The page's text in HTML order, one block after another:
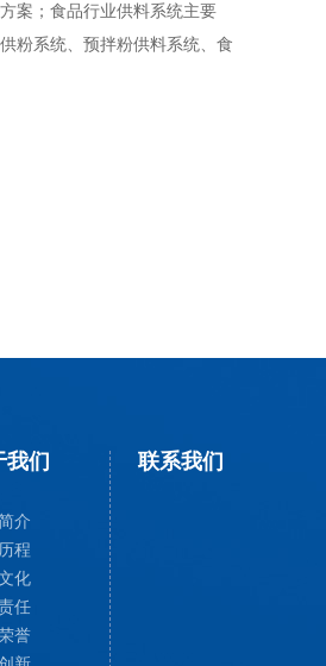
案；食品行业供料系统主要
粉系统、预拌粉供料系统、食
我们
介
程
化
任
誉
联系我们